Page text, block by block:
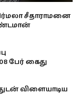
சீதாராமனை
பேர் கைது
விளையாடிய